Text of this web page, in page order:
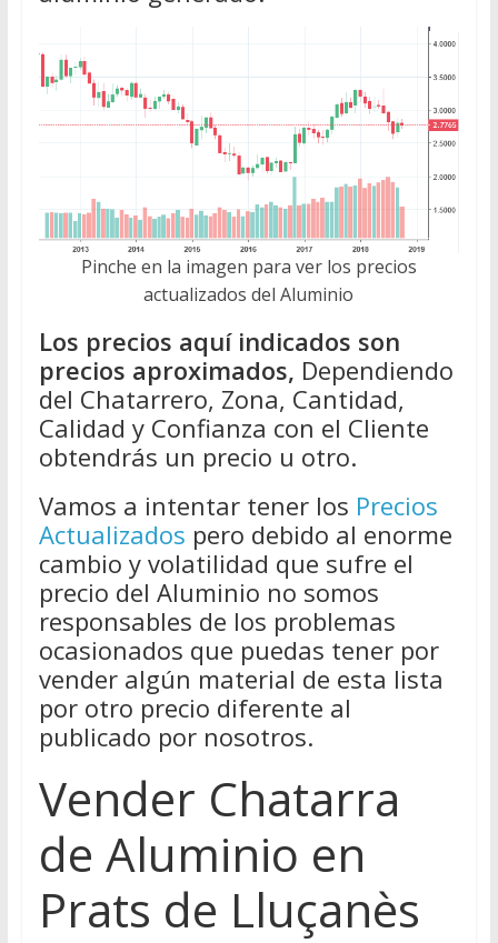
Pinche en la imagen para ver los precios
actualizados del Aluminio
Los precios aquí indicados son
precios aproximados, Dependiendo
del Chatarrero, Zona, Cantidad,
Calidad y Confianza con el Cliente
obtendrás un precio u otro.
Vamos a intentar tener los Precios
Actualizados pero debido al enorme
cambio y volatilidad que sufre el
precio del Aluminio no somos
responsables de los problemas
ocasionados que puedas tener por
vender algún material de esta lista
por otro precio diferente al
publicado por nosotros.
Vender Chatarra
de Aluminio en
Prats de Lluçanès